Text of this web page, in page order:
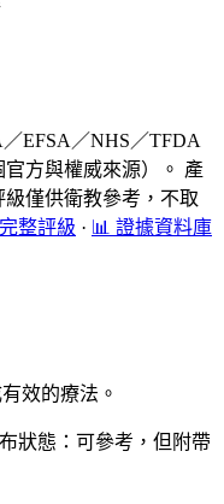
EFSA／NHS／TFDA
官方與權威來源）。 產
僅供衛教參考，不取
整評級 · 📊 證據資料庫
效的療法。
狀態：可參考，但附帶